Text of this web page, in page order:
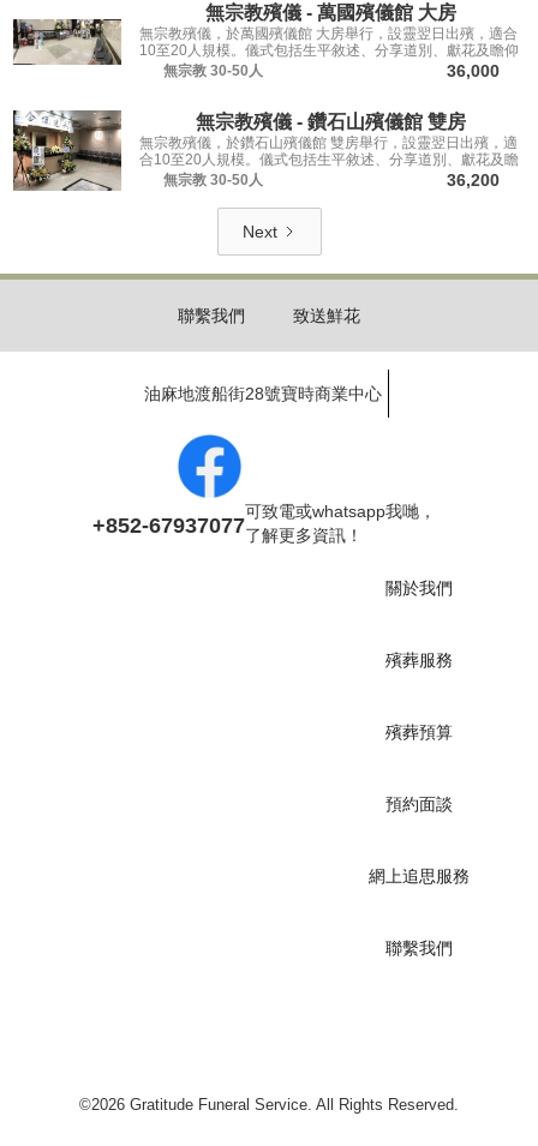
無宗教殯儀 - 萬國殯儀館 大房
無宗教殯儀，於萬國殯儀館 大房舉行，設靈翌日出殯，適合
10至20人規模。儀式包括生平敘述、分享道別、獻花及瞻仰
遺容，讓親友從容道別。
無宗教 30-50人 36,000
無宗教殯儀 - 鑽石山殯儀館 雙房
無宗教殯儀，於鑽石山殯儀館 雙房舉行，設靈翌日出殯，適
合10至20人規模。儀式包括生平敘述、分享道別、獻花及瞻
仰遺容，讓親友從容道別。
無宗教 30-50人 36,200
Next
聯繫我們 致送鮮花
油麻地渡船街28號寶時商業中心
關於我們
殯葬服務
殯葬預算
預約面談
網上追思服務
聯繫我們
+852-67937077
可致電或whatsapp我哋，
了解更多資訊！
©2026 Gratitude Funeral Service. All Rights Reserved.